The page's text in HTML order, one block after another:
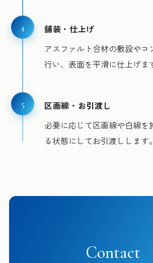
4
舗装・仕上げ
アスファルト合材の敷設やコ
行い、表面を平滑に仕上げま
5
区画線・お引渡し
必要に応じて区画線や白線を
る状態にしてお引渡しします。
Contact